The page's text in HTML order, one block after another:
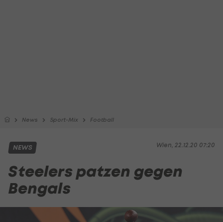
News Sport-Mix Football
Wien, 22.12.20 07:20
NEWS
Steelers patzen gegen
Bengals